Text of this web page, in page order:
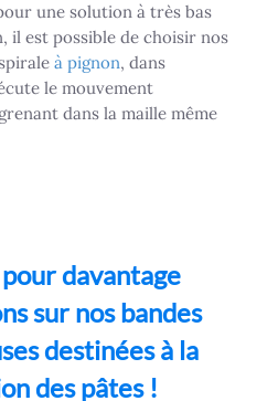
une solution à très bas
il est possible de choisir nos
à pignon, dans
le mouvement
dans la maille même
davantage
sur nos bandes
destinées à la
des pâtes !